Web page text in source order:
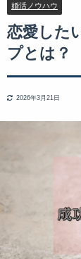
婚活ノウハウ
恋愛した
プとは？
2026年3月21日